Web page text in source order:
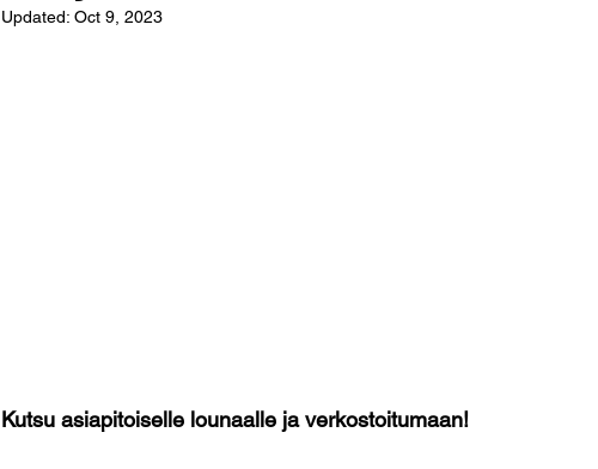
Updated: Oct 9, 2023
Kutsu asiapitoiselle lounaalle ja verkostoitumaan!